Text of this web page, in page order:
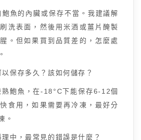
魚的內臟或保存不當。我建議解
洗表面，然後用米酒或薑片醃製
。但如果買到品質差的，怎麼處
保存多久？該如何儲存？
鮑魚，在-18°C下能保存6-12個
食用，如果需要再冷凍，最好分
。
中，最常見的錯誤是什麼？